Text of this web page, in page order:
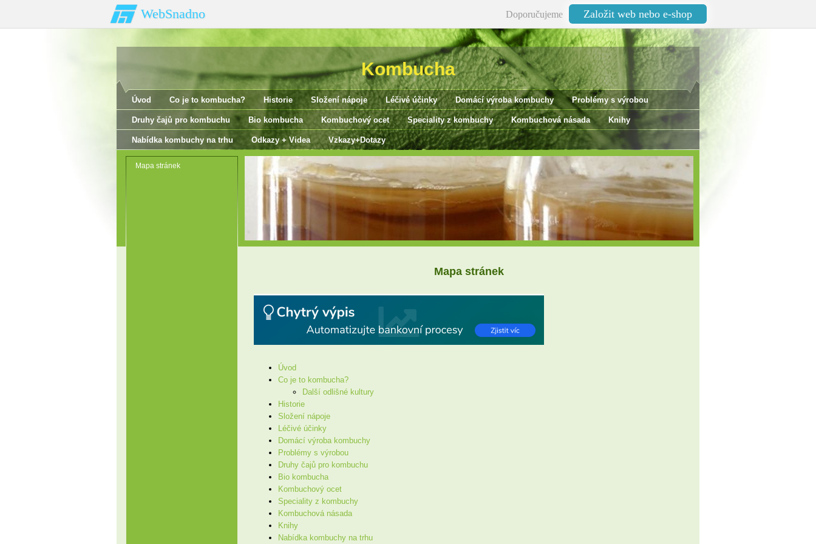
WebSnadno Doporučujeme Založit web nebo e-shop
Kombucha
Úvod Co je to kombucha? Historie Složení nápoje Léčivé účinky Domácí výroba kombuchy Problémy s výrobou
Druhy čajů pro kombuchu Bio kombucha Kombuchový ocet Speciality z kombuchy Kombuchová násada Knihy
Nabídka kombuchy na trhu Odkazy + Videa Vzkazy+Dotazy
Mapa stránek
Mapa stránek
Úvod
Co je to kombucha?
Další odlišné kultury
Historie
Složení nápoje
Léčivé účinky
Domácí výroba kombuchy
Problémy s výrobou
Druhy čajů pro kombuchu
Bio kombucha
Kombuchový ocet
Speciality z kombuchy
Kombuchová násada
Knihy
Nabídka kombuchy na trhu